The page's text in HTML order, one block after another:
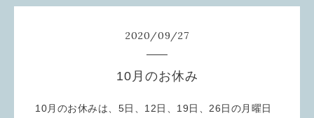
2020/09/27
10月のお休み
10月のお休みは、5日、12日、19日、26日の月曜日